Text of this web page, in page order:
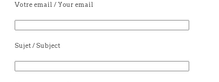
Votre email / Your email
Sujet / Subject